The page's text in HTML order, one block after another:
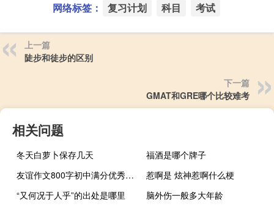
网络标签： 复习计划 科目 考试
上一篇
陡步和徒步的区别
下一篇
GMAT和GRE哪个比较难考
相关问题
冬天白萝卜保存几天
福酒是哪个牌子
友谊作文800字初中满分优秀（友谊作文800字）
惹啊是 炫神惹啊什么梗
“又何况于人乎”的出处是哪里
脑外伤一般多大年龄